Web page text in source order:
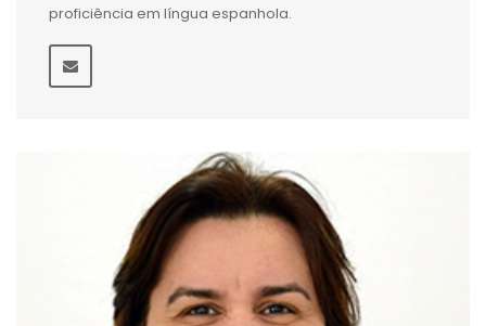
proficiência em língua espanhola.